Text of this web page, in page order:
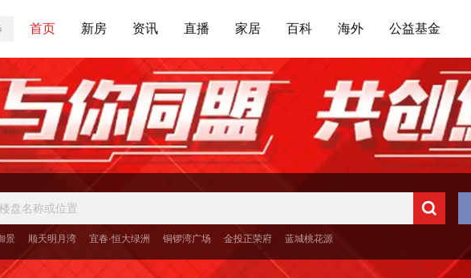
首页 新房 资讯 直播 家居 百科 海外 公益基金
景 顺天明月湾 宜春·恒大绿洲 铜锣湾广场 金投正荣府 蓝城桃花源